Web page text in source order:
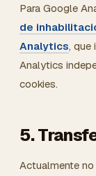
Para Google
de
Analytics, que
Analytics
cookies.
5.
Actualmente